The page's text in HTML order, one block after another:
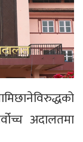
अदालतमा